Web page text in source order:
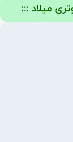
میلاد :::